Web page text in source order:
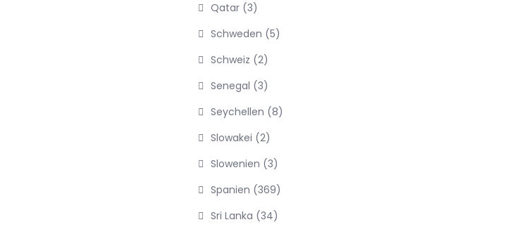
Qatar (3)
Schweden (5)
Schweiz (2)
Senegal (3)
Seychellen (8)
Slowakei (2)
Slowenien (3)
Spanien (369)
Sri Lanka (34)